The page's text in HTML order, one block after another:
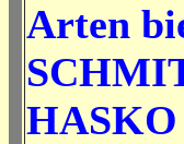
Arten